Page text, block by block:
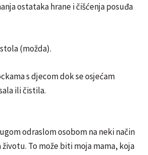
ostataka hrane i čišćenja posuđa
(možda).
s djecom dok se osjećam
ili čistila.
odraslom osobom na neki način
To može biti moja mama, koja